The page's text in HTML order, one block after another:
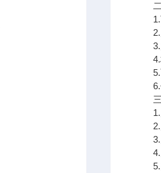
二
1.顶
2.原
3.风
4.标
5.两
6.传
三
1.风
2.风
3.空
4.空
5.大